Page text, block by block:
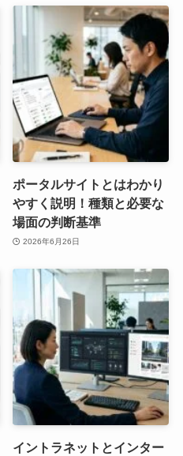
ポータルサイトとはわかり
やすく説明！種類と必要な
場面の判断基準
2026年6月26日
イントラネットとインター